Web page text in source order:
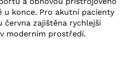
u konce. Pro akutní pacienty
června zajištěna rychlejší
moderním prostředí.